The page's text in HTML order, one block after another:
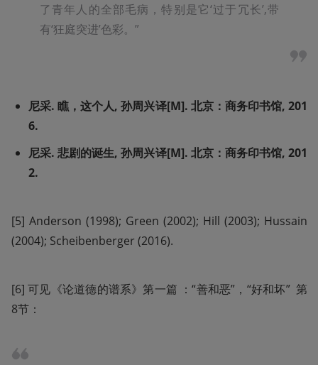
了青年人的全部毛病，特别是它‘过于冗长’,带
有‘狂庭突进’色彩。”
尼采. 瞧，这个人, 孙周兴译[M]. 北京：商务印书馆, 201
6.
尼采. 悲剧的诞生, 孙周兴译[M]. 北京：商务印书馆, 201
2.
[5] Anderson (1998); Green (2002); Hill (2003); Hussain
(2004); Scheibenberger (2016).
[6] 可见《论道德的谱系》第一篇 ：“善和恶”，“好和坏”  第
8节：